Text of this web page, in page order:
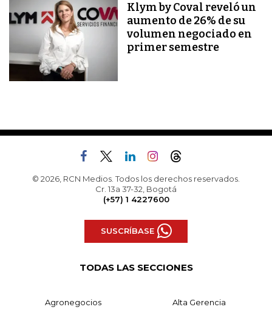
Klym by Coval reveló un
aumento de 26% de su
volumen negociado en
primer semestre
© 2026, RCN Medios. Todos los derechos reservados.
Cr. 13a 37-32, Bogotá
(+57) 1 4227600
SUSCRÍBASE
TODAS LAS SECCIONES
Agronegocios Alta Gerencia